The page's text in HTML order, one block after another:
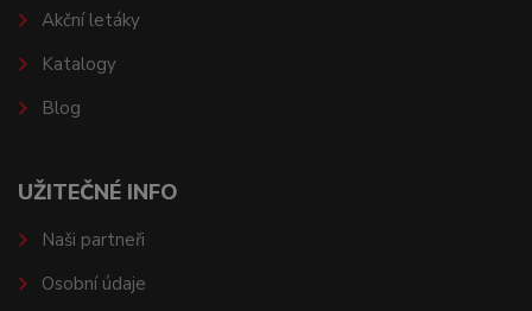
Akční letáky
Katalogy
Blog
UŽITEČNÉ INFO
Naši partneři
Osobní údaje